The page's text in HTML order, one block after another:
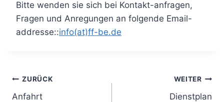
Bitte wenden sie sich bei Kontakt-anfragen,
Fragen und Anregungen an folgende Email-
addresse::info(at)ff-be.de
Beitragsnavigation
ZURÜCK
Anfahrt
WEITER
Dienstplan